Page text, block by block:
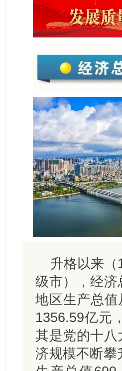
升格以来
级市），经
地区生产总
1356.59亿元
其是党的十
济规模不断攀